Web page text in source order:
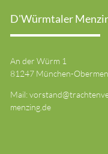
D'Würmtaler
An der Würm 1
81247 München-
Mail:
menzing.de